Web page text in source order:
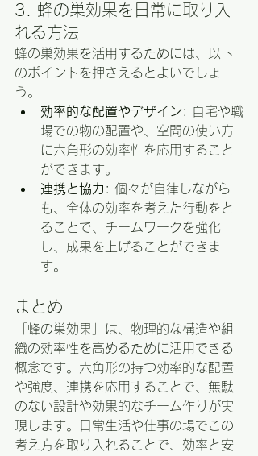
3. 蜂の巣効果を日常に取り入
れる方法
蜂の巣効果を活用するためには、以下
のポイントを押さえるとよいでしょ
う。
効率的な配置やデザイン: 自宅や職
場での物の配置や、空間の使い方
に六角形の効率性を応用すること
ができます。
連携と協力 : 個々が自律しながら
も、全体の効率を考えた行動をと
ることで、チームワークを強化
し、成果を上げることができま
す。
まとめ
「蜂の巣効果」は、物理的な構造や組
織の効率性を高めるために活用できる
概念です。六角形の持つ効率的な配置
や強度、連携を応用することで、無駄
のない設計や効果的なチーム作りが実
現します。日常生活や仕事の場でこの
考え方を取り入れることで、効率と安